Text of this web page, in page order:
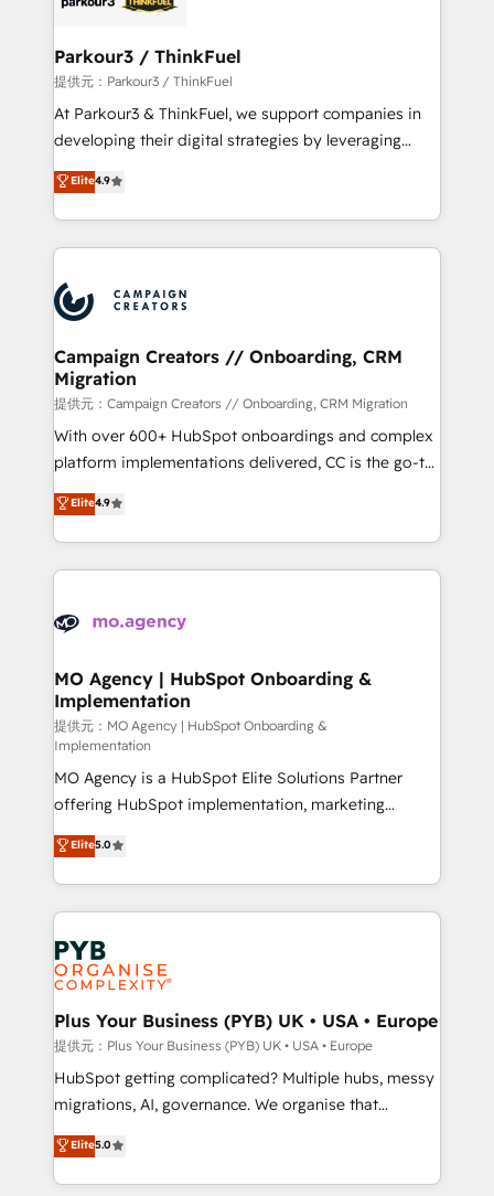
companies scale faster and smarter. 🔹 BOOMS:
Demand generation for all your buyers With BOOMS,
you invest in 100% of your buyers, accelerating your
growth and positioning yourself as an undisputed
transformation process A methodology designed to
implement HubSpot effectively and optimize your
record of business transformation, our growth-first
approach has helped brands dominate their
Parkour3 / ThinkFuel
提供元：Parkour3 / ThinkFuel
At Parkour3 & ThinkFuel, we support companies in
developing their digital strategies by leveraging
technologies and automating their marketing and
sales processes to generate growth. Our offer spans
from Strategy to Operations. We specialize in CRM
onboarding and implementation, web design, sales
extensive experience working with tech companies
and manufacturers since 2002, we are committed to
empowering our clients and developing their
autonomy. Get to grips with HubSpot through
guided implementation and seamless integration of
the CRM platform into your digital ecosystem. Would
you like support in deploying your inbound
to your needs and sales objectives. With 125+
certifications, we are part of the most certified
services are offered in both English & French.
Elite4.9
Campaign Creators // Onboarding, CRM
Migration
提供元：Campaign Creators // Onboarding, CRM Migration
With over 600+ HubSpot onboardings and complex
platform implementations delivered, CC is the go-to
Elite Solutions Partner for businesses ready to
migrate, replatform, and scale smarter. We specialize
in high-impact CRM and CMS migrations and
onboarding from platforms like Salesforce, NetSuite,
WordPress and legacy CRMs, turning fragmented
architectures that accelerate revenue operations and
performance. - Multi-object CRM migration, cleanup,
and implementation. - Pre-built and custom
integrations across your full tech stack. - Custom
object setup, CMS builds, and full-funnel automation.
- Dashboards, lifecycle campaigns, and lead
nurturing sequences. - Cross-hub setup across
Marketing, Sales, Operations, and Service Hubs. -
Ongoing optimization, managed support, and
scalable retainers. Let’s make HubSpot your most
powerful growth engine. Built to convert, scale, and
drive results.
Elite4.9
MO Agency | HubSpot Onboarding &
Implementation
提供元：MO Agency | HubSpot Onboarding &
Implementation
MO Agency is a HubSpot Elite Solutions Partner
offering HubSpot implementation, marketing
automation, CRM and RevOps consulting, B2B SEO,
paid media, content marketing, AEO and GEO (AI
search optimisation), and HubSpot Content Hub and
WordPress development. We work with enterprise
and growth-led companies across technology,
professional services, financial services and
industrial sectors. Offices in Johannesburg, Cape
Town, Dubai & London. 500+ HubSpot CRM
implementations delivered. AI visibility coverage
across ChatGPT, Claude, Perplexity, Gemini and
Google AI Overviews. HubSpot Impact Award -
Innovation HubSpot Impact Award - Platform
Migration Excellence HubSpot Impact Award -
Elite5.0
Plus Your Business (PYB) UK • USA • Europe
提供元：Plus Your Business (PYB) UK • USA • Europe
HubSpot getting complicated? Multiple hubs, messy
migrations, AI, governance. We organise that
complexity, so your team can put HubSpot to work...
Welcome to our Profile! We help with: • CRM
implementation, reports, workflows, and team
Elite5.0